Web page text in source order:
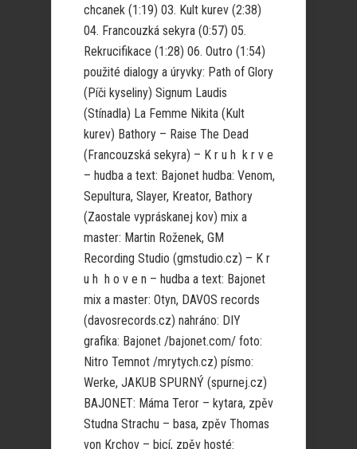
chcanek (1:19) 03. Kult kurev (2:38)
04. Francouzká sekyra (0:57) 05.
Rekrucifikace (1:28) 06. Outro (1:54)
použité dialogy a úryvky: Path of Glory
(Píči kyseliny) Signum Laudis
(Stínadla) La Femme Nikita (Kult
kurev) Bathory – Raise The Dead
(Francouzská sekyra) – K r u h k r v e
– hudba a text: Bajonet hudba: Venom,
Sepultura, Slayer, Kreator, Bathory
(Zaostale vypráskanej kov) mix a
master: Martin Roženek, GM
Recording Studio (gmstudio.cz) – K r
u h h o v e n – hudba a text: Bajonet
mix a master: Otyn, DAVOS records
(davosrecords.cz) nahráno: DIY
grafika: Bajonet /bajonet.com/ foto:
Nitro Temnot /mrytych.cz) písmo:
Werke, JAKUB SPURNÝ (spurnej.cz)
BAJONET: Máma Teror – kytara, zpěv
Studna Strachu – basa, zpěv Thomas
von Krchov – bicí, zpěv hosté: